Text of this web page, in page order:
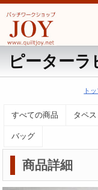
ピーター
ト
すべての商品 タペ
バッグ
商品詳細